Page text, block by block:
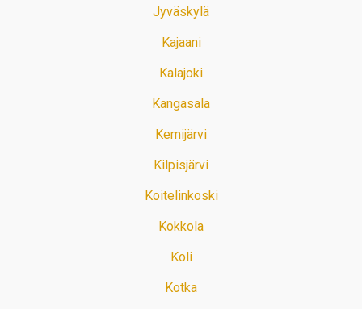
Jyväskylä
Kajaani
Kalajoki
Kangasala
Kemijärvi
Kilpisjärvi
Koitelinkoski
Kokkola
Koli
Kotka